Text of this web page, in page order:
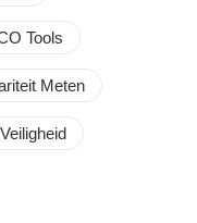
Tools
Meten